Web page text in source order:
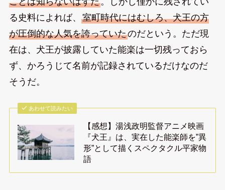
る史料によれば、 室町時代にはむしろ、犬王の方
が圧倒的な人気を誇っていたのだという。ただ現
在は、犬王が披露していた能楽は一切残っておら
ず、かろうじて名前が記録されているだけなのだ
そうだ。
あわせて読みたい
【感想】湯浅政明監督アニメ映画
『犬王』は、実在した能楽師を”異
形”として描くスペクタクル平家物
語